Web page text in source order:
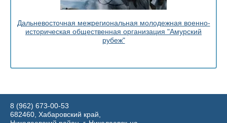
Дальневосточная межрегиональная молодежная военно-
историческая общественная организация "Амурский
рубеж"
8 (962) 673-00-53
682460, Хабаровский край,